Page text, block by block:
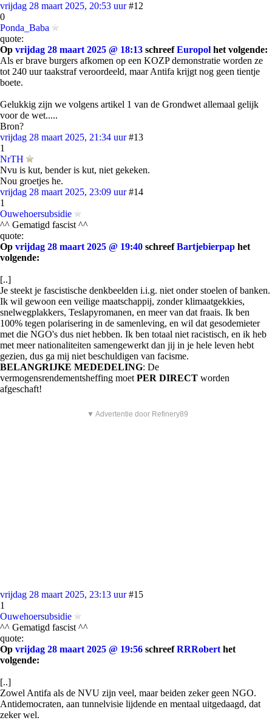
vrijdag 28 maart 2025, 20:53 uur #12
0
Ponda_Baba
quote:
Op vrijdag 28 maart 2025 @ 18:13 schreefEuropol het volgende:
Als er brave burgers afkomen op een KOZP demonstratie worden ze
tot 240 uur taakstraf veroordeeld, maar Antifa krijgt nog geen tientje
boete.
Gelukkig zijn we volgens artikel 1 van de Grondwet allemaal gelijk
voor de wet.....
Bron?
vrijdag 28 maart 2025, 21:34 uur #13
1
NrTH
Nvu is kut, bender is kut, niet gekeken.
Nou groetjes he.
vrijdag 28 maart 2025, 23:09 uur #14
1
Ouwehoersubsidie
^^ Gematigd fascist ^^
quote:
Op vrijdag 28 maart 2025 @ 19:40 schreefBartjebierpap het
volgende:
[..]
Je steekt je fascistische denkbeelden i.i.g. niet onder stoelen of banken.
Ik wil gewoon een veilige maatschappij, zonder klimaatgekkies,
snelwegplakkers, Teslapyromanen, en meer van dat fraais. Ik ben
100% tegen polarisering in de samenleving, en wil dat gesodemieter
met die NGO's dus niet hebben. Ik ben totaal niet racistisch, en ik heb
met meer nationaliteiten samengewerkt dan jij in je hele leven hebt
gezien, dus ga mij niet beschuldigen van facisme.
BELANGRIJKE MEDEDELING: De
vermogensrendementsheffing moet PER DIRECT worden
afgeschaft!
▼ Advertentie door Refinery89
vrijdag 28 maart 2025, 23:13 uur #15
1
Ouwehoersubsidie
^^ Gematigd fascist ^^
quote:
Op vrijdag 28 maart 2025 @ 19:56 schreefRRRobert het
volgende:
[..]
Zowel Antifa als de NVU zijn veel, maar beiden zeker geen NGO.
Antidemocraten, aan tunnelvisie lijdende en mentaal uitgedaagd, dat
zeker wel.